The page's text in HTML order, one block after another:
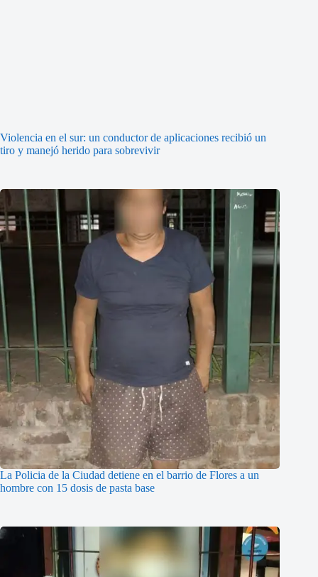
Violencia en el sur: un conductor de aplicaciones recibió un
tiro y manejó herido para sobrevivir
La Policia de la Ciudad detiene en el barrio de Flores a un
hombre con 15 dosis de pasta base